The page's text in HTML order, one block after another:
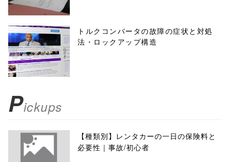
トルクコンバータの故障の症状と対処
法・ロックアップ構造
Pickups
【種類別】レンタカーの一日の保険料と
必要性｜事故/初心者